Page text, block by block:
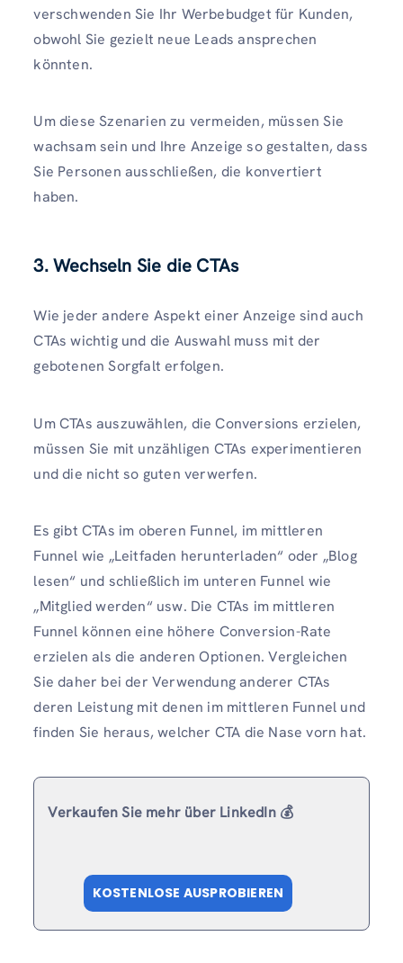
verschwenden Sie Ihr Werbebudget für Kunden,
obwohl Sie gezielt neue Leads ansprechen
könnten.
Um diese Szenarien zu vermeiden, müssen Sie
wachsam sein und Ihre Anzeige so gestalten, dass
Sie Personen ausschließen, die konvertiert
haben.
3. Wechseln Sie die CTAs
Wie jeder andere Aspekt einer Anzeige sind auch
CTAs wichtig und die Auswahl muss mit der
gebotenen Sorgfalt erfolgen.
Um CTAs auszuwählen, die Conversions erzielen,
müssen Sie mit unzähligen CTAs experimentieren
und die nicht so guten verwerfen.
Es gibt CTAs im oberen Funnel, im mittleren
Funnel wie „Leitfaden herunterladen“ oder „Blog
lesen“ und schließlich im unteren Funnel wie
„Mitglied werden“ usw. Die CTAs im mittleren
Funnel können eine höhere Conversion-Rate
erzielen als die anderen Optionen. Vergleichen
Sie daher bei der Verwendung anderer CTAs
deren Leistung mit denen im mittleren Funnel und
finden Sie heraus, welcher CTA die Nase vorn hat.
Verkaufen Sie mehr über LinkedIn 💰
KOSTENLOSE AUSPROBIEREN